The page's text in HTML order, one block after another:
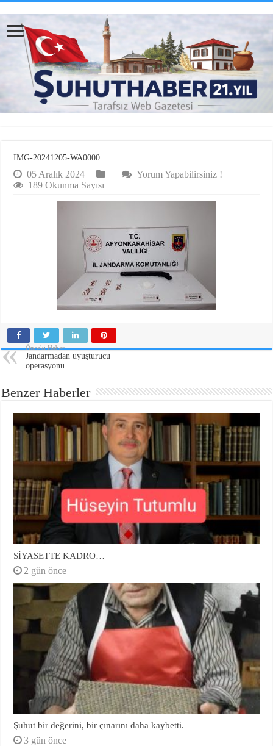
IMG-20241205-WA0000
05 Aralık 2024
Yorum Yapabilirsiniz !
189 Okunma Sayısı
Önceki Haber
Jandarmadan uyuşturucu
operasyonu
Benzer Haberler
SİYASETTE KADRO…
2 gün önce
Şuhut bir değerini, bir çınarını daha kaybetti.
3 gün önce